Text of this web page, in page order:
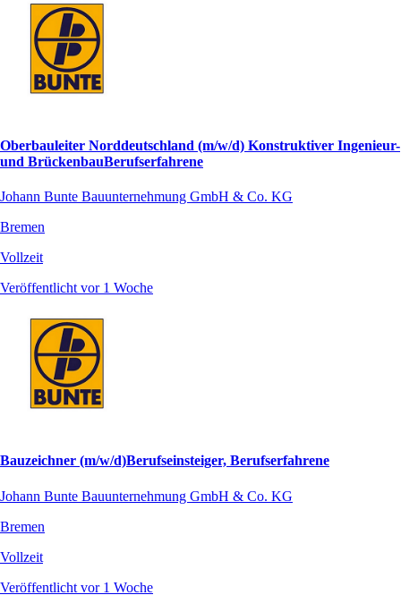
Oberbauleiter Norddeutschland (m/w/d) Konstruktiver Ingenieur-
und BrückenbauBerufserfahrene
Johann Bunte Bauunternehmung GmbH & Co. KG
Bremen
Vollzeit
Veröffentlicht vor 1 Woche
Bauzeichner (m/w/d)Berufseinsteiger, Berufserfahrene
Johann Bunte Bauunternehmung GmbH & Co. KG
Bremen
Vollzeit
Veröffentlicht vor 1 Woche